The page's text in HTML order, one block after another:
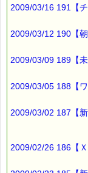
2009/03/16 191【
2009/03/12 190【朝
2009/03/09 189【未
2009/03/05 188【
2009/03/02 187【
2009/02/26 186【